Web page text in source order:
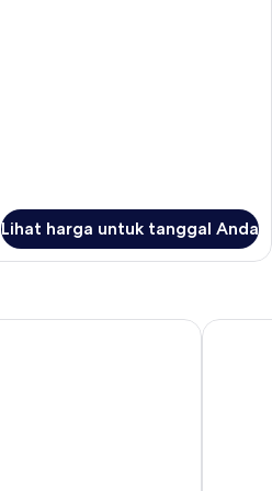
Lihat harga untuk tanggal Anda
Four